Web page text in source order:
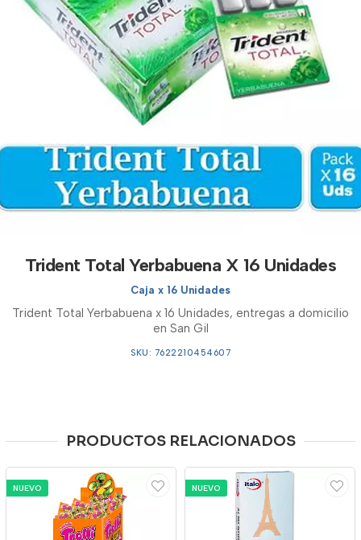
Trident Total Yerbabuena X 16 Unidades
Caja x 16 Unidades
Trident Total Yerbabuena x 16 Unidades, entregas a domicilio
en San Gil
SKU: 7622210454607
PRODUCTOS RELACIONADOS
NUEVO NUEVO